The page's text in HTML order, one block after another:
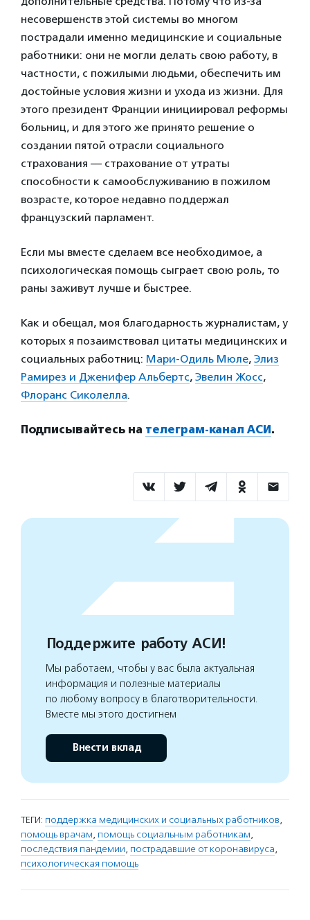
несовершенств этой системы во многом
пострадали именно медицинские и социальные
работники: они не могли делать свою работу, в
частности, с пожилыми людьми, обеспечить им
достойные условия жизни и ухода из жизни. Для
этого президент Франции инициировал реформы
больниц, и для этого же принято решение о
создании пятой отрасли социального
страхования — страхование от утраты
способности к самообслуживанию в пожилом
возрасте, которое недавно поддержал
французский парламент.
Если мы вместе сделаем все необходимое, а
психологическая помощь сыграет свою роль, то
раны заживут лучше и быстрее.
Как и обещал, моя благодарность журналистам, у
которых я позаимствовал цитаты медицинских и
социальных работниц: Мари-Одиль Мюле, Элиз
Рамирез и Дженифер Альбертс, Эвелин Жосс,
Флоранс Сиколелла.
Подписывайтесь на телеграм-канал АСИ.
Поддержите работу АСИ!
Мы работаем, чтобы у вас была актуальная
информация и полезные материалы
по любому вопросу в благотворительности.
Вместе мы этого достигнем
Внести вклад
ТЕГИ: поддержка медицинских и социальных работников,
помощь врачам, помощь социальным работникам,
последствия пандемии, пострадавшие от коронавируса,
психологическая помощь